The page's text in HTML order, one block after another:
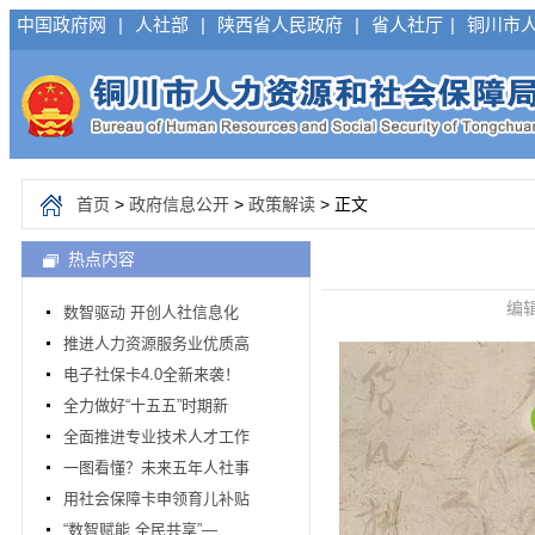
中国政府网 | 人社部 | 陕西省人民政府 | 省人社厅 | 铜川市
首页 > 政府信息公开 > 政策解读 > 正文
热点内容
数智驱动 开创人社信息化
推进人力资源服务业优质高
电子社保卡4.0全新来袭！
全力做好“十五五”时期新
全面推进专业技术人才工作
一图看懂？未来五年人社事
用社会保障卡申领育儿补贴
“数智赋能 全民共享”—
编